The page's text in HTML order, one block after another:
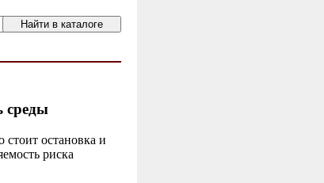
среды
стоит остановка и
риска